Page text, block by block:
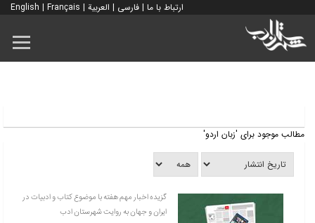
ارتباط با ما | فارسی | العربية |
English | Français
مطالب موجود برای 'زبان اردو'
گزیده اخبار مهم هفته با موضوع کتاب و ادبیات در
ایران و جهان به روایت شهرستان ادب